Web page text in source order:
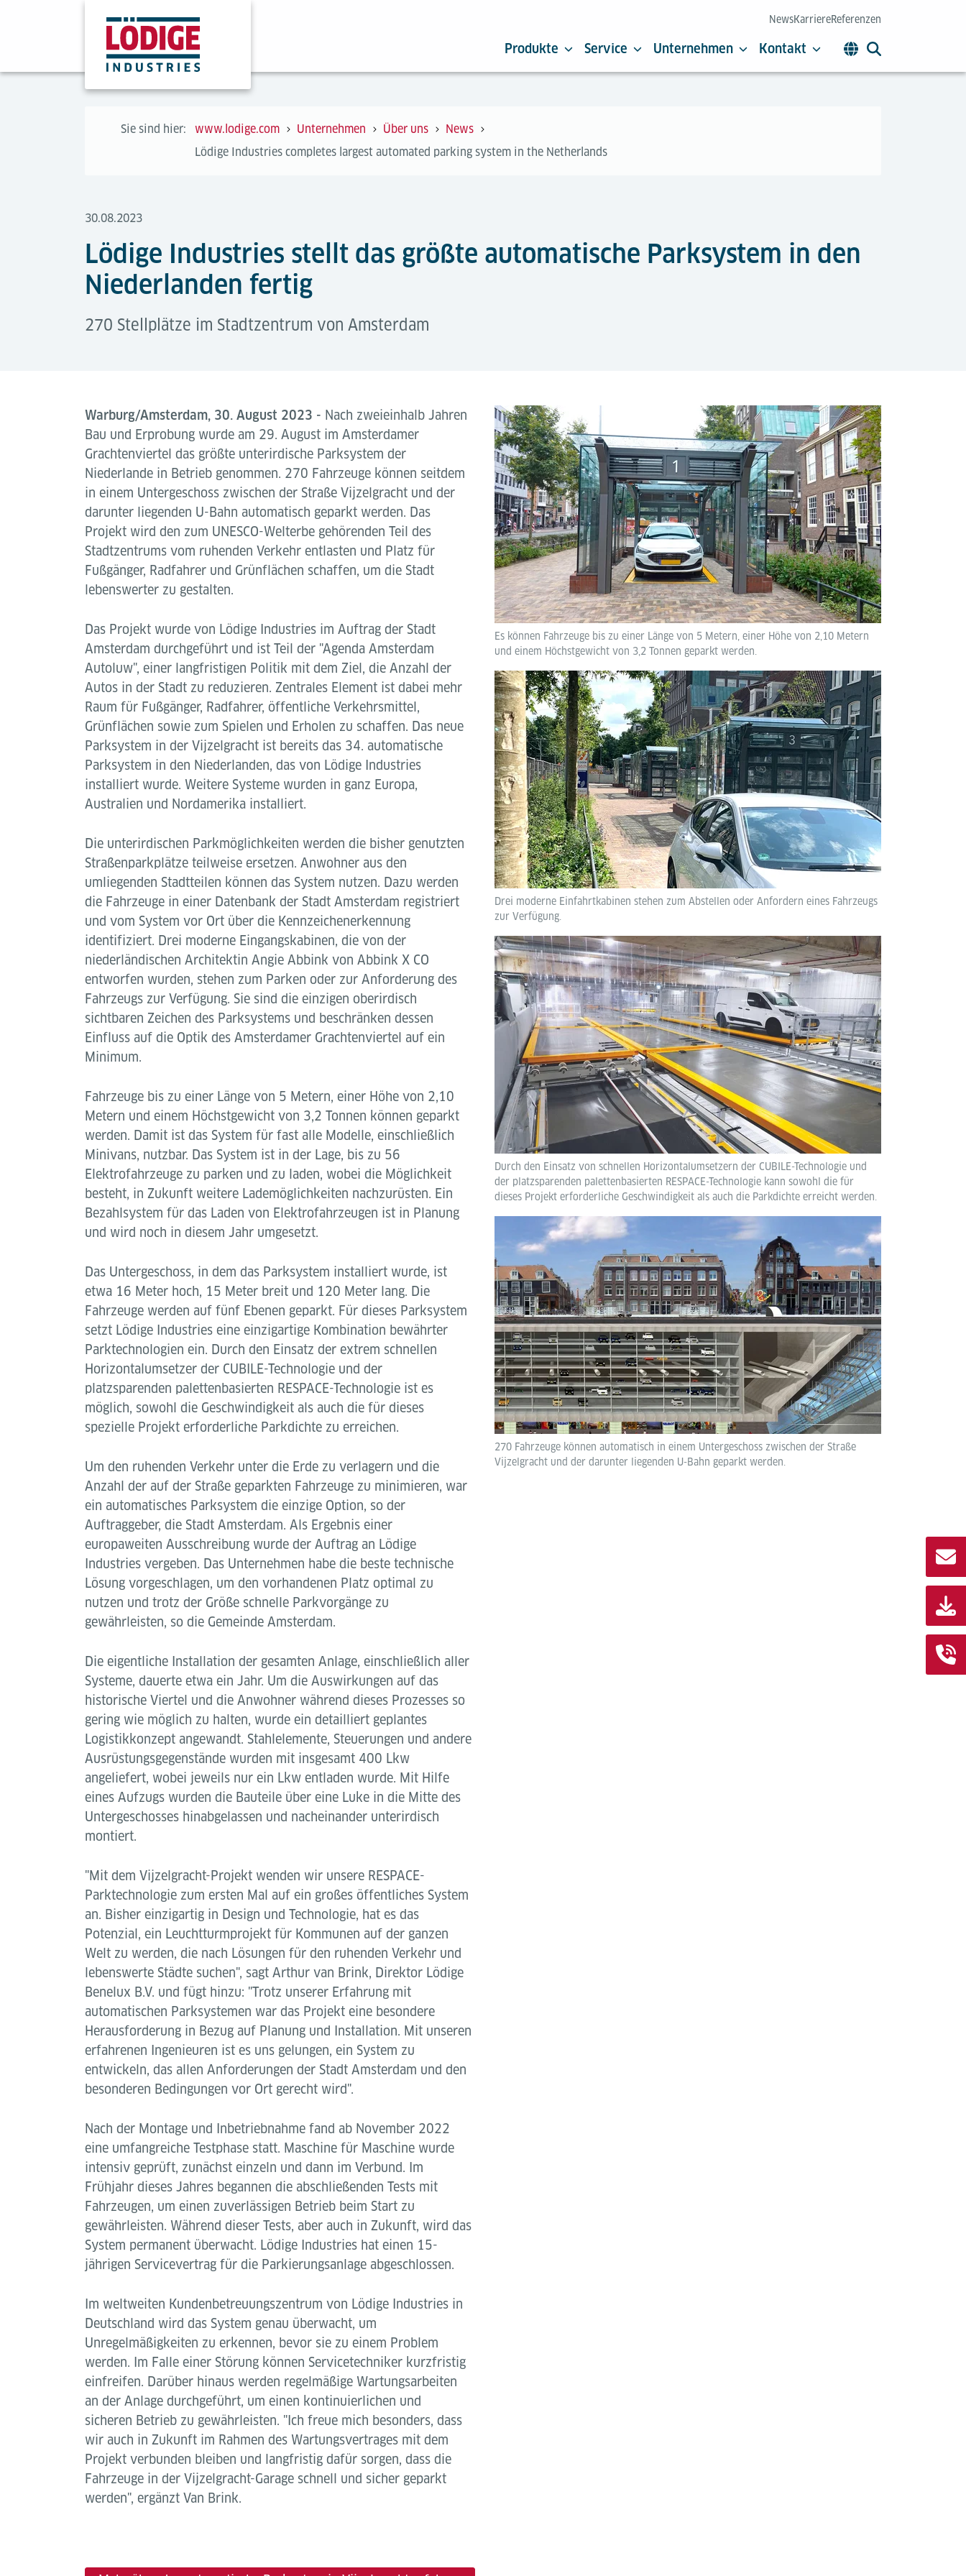
NewsKarriereReferenzen
Produkte Service Unternehmen Kontakt
Sie sind hier: www.lodige.com Unternehmen Über uns
News
Lödige Industries completes largest automated parking system in the Netherlands
30.08.2023
Lödige Industries stellt das größte automatische Parksystem in den
Niederlanden fertig
270 Stellplätze im Stadtzentrum von Amsterdam
Warburg/Amsterdam, 30. August 2023 - Nach zweieinhalb Jahren
Bau und Erprobung wurde am 29. August im Amsterdamer
Grachtenviertel das größte unterirdische Parksystem der
Niederlande in Betrieb genommen. 270 Fahrzeuge können seitdem
in einem Untergeschoss zwischen der Straße Vijzelgracht und der
darunter liegenden U-Bahn automatisch geparkt werden. Das
Projekt wird den zum UNESCO-Welterbe gehörenden Teil des
Stadtzentrums vom ruhenden Verkehr entlasten und Platz für
Fußgänger, Radfahrer und Grünflächen schaffen, um die Stadt
lebenswerter zu gestalten.
Das Projekt wurde von Lödige Industries im Auftrag der Stadt
Amsterdam durchgeführt und ist Teil der "Agenda Amsterdam
Autoluw", einer langfristigen Politik mit dem Ziel, die Anzahl der
Autos in der Stadt zu reduzieren. Zentrales Element ist dabei mehr
Raum für Fußgänger, Radfahrer, öffentliche Verkehrsmittel,
Grünflächen sowie zum Spielen und Erholen zu schaffen. Das neue
Parksystem in der Vijzelgracht ist bereits das 34. automatische
Parksystem in den Niederlanden, das von Lödige Industries
installiert wurde. Weitere Systeme wurden in ganz Europa,
Australien und Nordamerika installiert.
Die unterirdischen Parkmöglichkeiten werden die bisher genutzten
Straßenparkplätze teilweise ersetzen. Anwohner aus den
umliegenden Stadtteilen können das System nutzen. Dazu werden
die Fahrzeuge in einer Datenbank der Stadt Amsterdam registriert
und vom System vor Ort über die Kennzeichenerkennung
identifiziert. Drei moderne Eingangskabinen, die von der
niederländischen Architektin Angie Abbink von Abbink X CO
entworfen wurden, stehen zum Parken oder zur Anforderung des
Fahrzeugs zur Verfügung. Sie sind die einzigen oberirdisch
sichtbaren Zeichen des Parksystems und beschränken dessen
Einfluss auf die Optik des Amsterdamer Grachtenviertel auf ein
Minimum.
Fahrzeuge bis zu einer Länge von 5 Metern, einer Höhe von 2,10
Metern und einem Höchstgewicht von 3,2 Tonnen können geparkt
werden. Damit ist das System für fast alle Modelle, einschließlich
Minivans, nutzbar. Das System ist in der Lage, bis zu 56
Elektrofahrzeuge zu parken und zu laden, wobei die Möglichkeit
besteht, in Zukunft weitere Lademöglichkeiten nachzurüsten. Ein
Bezahlsystem für das Laden von Elektrofahrzeugen ist in Planung
und wird noch in diesem Jahr umgesetzt.
Das Untergeschoss, in dem das Parksystem installiert wurde, ist
etwa 16 Meter hoch, 15 Meter breit und 120 Meter lang. Die
Fahrzeuge werden auf fünf Ebenen geparkt. Für dieses Parksystem
setzt Lödige Industries eine einzigartige Kombination bewährter
Parktechnologien ein. Durch den Einsatz der extrem schnellen
Horizontalumsetzer der CUBILE-Technologie und der
platzsparenden palettenbasierten RESPACE-Technologie ist es
möglich, sowohl die Geschwindigkeit als auch die für dieses
spezielle Projekt erforderliche Parkdichte zu erreichen.
Um den ruhenden Verkehr unter die Erde zu verlagern und die
Anzahl der auf der Straße geparkten Fahrzeuge zu minimieren, war
ein automatisches Parksystem die einzige Option, so der
Auftraggeber, die Stadt Amsterdam. Als Ergebnis einer
europaweiten Ausschreibung wurde der Auftrag an Lödige
Industries vergeben. Das Unternehmen habe die beste technische
Lösung vorgeschlagen, um den vorhandenen Platz optimal zu
nutzen und trotz der Größe schnelle Parkvorgänge zu
gewährleisten, so die Gemeinde Amsterdam.
Die eigentliche Installation der gesamten Anlage, einschließlich aller
Systeme, dauerte etwa ein Jahr. Um die Auswirkungen auf das
historische Viertel und die Anwohner während dieses Prozesses so
gering wie möglich zu halten, wurde ein detailliert geplantes
Logistikkonzept angewandt. Stahlelemente, Steuerungen und andere
Ausrüstungsgegenstände wurden mit insgesamt 400 Lkw
angeliefert, wobei jeweils nur ein Lkw entladen wurde. Mit Hilfe
eines Aufzugs wurden die Bauteile über eine Luke in die Mitte des
Untergeschosses hinabgelassen und nacheinander unterirdisch
montiert.
"Mit dem Vijzelgracht-Projekt wenden wir unsere RESPACE-
Parktechnologie zum ersten Mal auf ein großes öffentliches System
an. Bisher einzigartig in Design und Technologie, hat es das
Potenzial, ein Leuchtturmprojekt für Kommunen auf der ganzen
Welt zu werden, die nach Lösungen für den ruhenden Verkehr und
lebenswerte Städte suchen", sagt Arthur van Brink, Direktor Lödige
Benelux B.V. und fügt hinzu: "Trotz unserer Erfahrung mit
automatischen Parksystemen war das Projekt eine besondere
Herausforderung in Bezug auf Planung und Installation. Mit unseren
erfahrenen Ingenieuren ist es uns gelungen, ein System zu
entwickeln, das allen Anforderungen der Stadt Amsterdam und den
besonderen Bedingungen vor Ort gerecht wird".
Nach der Montage und Inbetriebnahme fand ab November 2022
eine umfangreiche Testphase statt. Maschine für Maschine wurde
intensiv geprüft, zunächst einzeln und dann im Verbund. Im
Frühjahr dieses Jahres begannen die abschließenden Tests mit
Fahrzeugen, um einen zuverlässigen Betrieb beim Start zu
gewährleisten. Während dieser Tests, aber auch in Zukunft, wird das
System permanent überwacht. Lödige Industries hat einen 15-
jährigen Servicevertrag für die Parkierungsanlage abgeschlossen.
Im weltweiten Kundenbetreuungszentrum von Lödige Industries in
Deutschland wird das System genau überwacht, um
Unregelmäßigkeiten zu erkennen, bevor sie zu einem Problem
werden. Im Falle einer Störung können Servicetechniker kurzfristig
einfreifen. Darüber hinaus werden regelmäßige Wartungsarbeiten
an der Anlage durchgeführt, um einen kontinuierlichen und
sicheren Betrieb zu gewährleisten. "Ich freue mich besonders, dass
wir auch in Zukunft im Rahmen des Wartungsvertrages mit dem
Projekt verbunden bleiben und langfristig dafür sorgen, dass die
Fahrzeuge in der Vijzelgracht-Garage schnell und sicher geparkt
werden", ergänzt Van Brink.
Es können Fahrzeuge bis zu einer Länge von 5 Metern, einer Höhe von 2,10 Metern
und einem Höchstgewicht von 3,2 Tonnen geparkt werden.
Drei moderne Einfahrtkabinen stehen zum Abstellen oder Anfordern eines Fahrzeugs
zur Verfügung.
Durch den Einsatz von schnellen Horizontalumsetzern der CUBILE-Technologie und
der platzsparenden palettenbasierten RESPACE-Technologie kann sowohl die für
dieses Projekt erforderliche Geschwindigkeit als auch die Parkdichte erreicht werden.
270 Fahrzeuge können automatisch in einem Untergeschoss zwischen der Straße
Vijzelgracht und der darunter liegenden U-Bahn geparkt werden.